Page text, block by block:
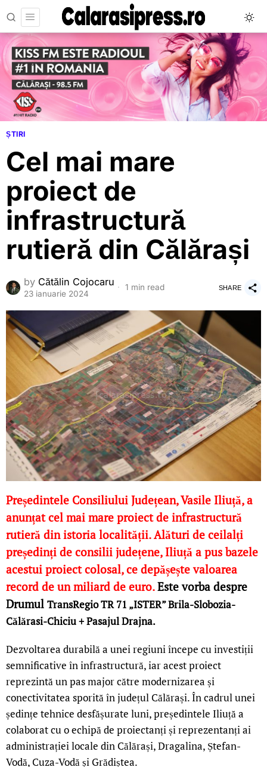
ȘTIRI
Cel mai mare
proiect de
infrastructură
rutieră din Călărași
by Cătălin Cojocaru
23 ianuarie 2024
1 min read SHARE
Președintele Consiliului Județean, Vasile Iliuță, a
anunțat cel mai mare proiect de infrastructură
rutieră din istoria localității. Alături de ceilalți
președinți de consilii județene, Iliuță a pus bazele
acestui proiect colosal, ce depășește valoarea
record de un miliard de euro.Este vorba despre
Drumul TransRegio TR 71 „ISTER” Brila-Slobozia-
Călărasi-Chiciu + Pasajul Drajna.
Dezvoltarea durabilă a unei regiuni începe cu investiții
semnificative în infrastructură, iar acest proiect
reprezintă un pas major către modernizarea și
conectivitatea sporită în județul Călărași. În cadrul unei
ședințe tehnice desfășurate luni, președintele Iliuță a
colaborat cu o echipă de proiectanți și reprezentanți ai
administrației locale din Călărași, Dragalina, Ștefan-
Vodă, Cuza-Vodă și Grădiștea.